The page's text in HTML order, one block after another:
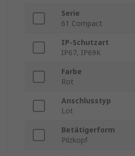
Serie
61 Compact
IP-Schutzart
IP67, IP69K
Farbe
Rot
Anschlusstyp
Lot
Betätigerform
Pilzkopf